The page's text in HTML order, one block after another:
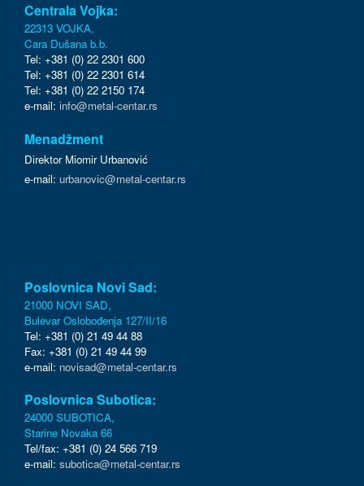
Centrala Vojka:
22313 VOJKA,
Cara Dušana b.b.
Tel: +381 (0) 22 2301 600
Tel: +381 (0) 22 2301 614
Tel: +381 (0) 22 2150 174
e-mail: info@metal-centar.rs
Menadžment
Direktor Miomir Urbanović
e-mail: urbanovic@metal-centar.rs
Poslovnica Novi Sad:
21000 NOVI SAD,
Bulevar Oslobođenja 127/II/16
Tel: +381 (0) 21 49 44 88
Fax: +381 (0) 21 49 44 99
e-mail: novisad@metal-centar.rs
Poslovnica Subotica:
24000 SUBOTICA,
Starine Novaka 66
Tel/fax: +381 (0) 24 566 719
e-mail: subotica@metal-centar.rs